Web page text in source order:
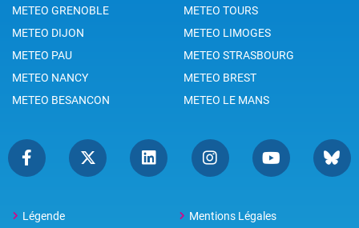
METEO GRENOBLE
METEO TOURS
METEO DIJON
METEO LIMOGES
METEO PAU
METEO STRASBOURG
METEO NANCY
METEO BREST
METEO BESANCON
METEO LE MANS
Légende Mentions Légales